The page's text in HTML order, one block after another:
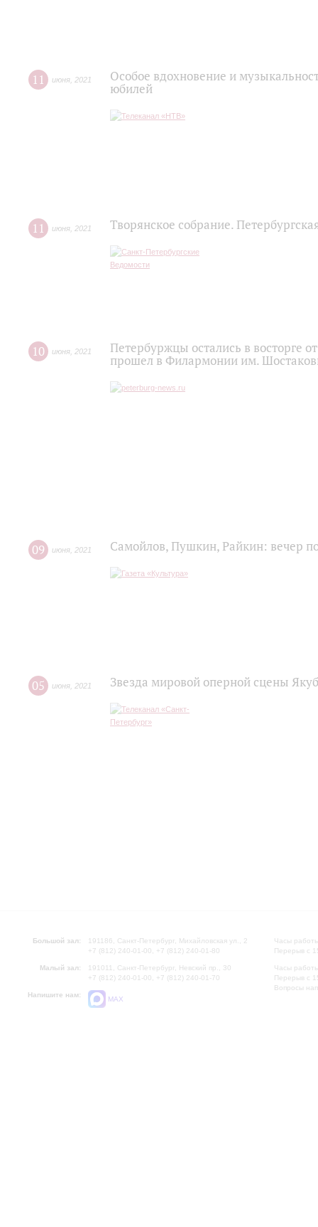
11 июня 2021
Особое вдохновение и
юбилей
11 июня 2021 Творянское собрание.
10 июня 2021
Петербуржцы остались в восторге
прошел в Филармонии им.
09 июня 2021 Самойлов, Пушкин, Райкин: вечер
05 июня 2021 Звезда мировой оперной сцены
Большой зал:
191186, Санкт-Петербург, Михайловская ул., 2
+7 (812) 240-01-00, +7 (812) 240-01-80
Малый зал:
191011, Санкт-Петербург, Невский пр., 30
+7 (812) 240-01-00, +7 (812) 240-01-70
Напишите нам:
MAX
Часы
Перерыв с
Часы
Перерыв с
Вопросы